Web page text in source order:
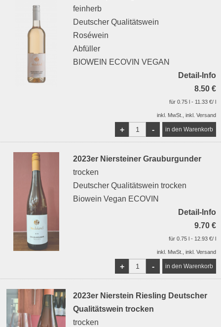
feinherb
Deutscher Qualitätswein
Roséwein
Abfüller
BIOWEIN ECOVIN VEGAN
Detail-Info
8.50 €
für 0.75 l - 11.33 €/ l
inkl. MwSt., inkl. Versand
-
+
2023er Niersteiner Grauburgunder
trocken
Deutscher Qualitätswein trocken
Biowein Vegan ECOVIN
Detail-Info
9.70 €
für 0.75 l - 12.93 €/ l
inkl. MwSt., inkl. Versand
-
+
2023er Nierstein Riesling Deutscher
Qualitätswein trocken
trocken